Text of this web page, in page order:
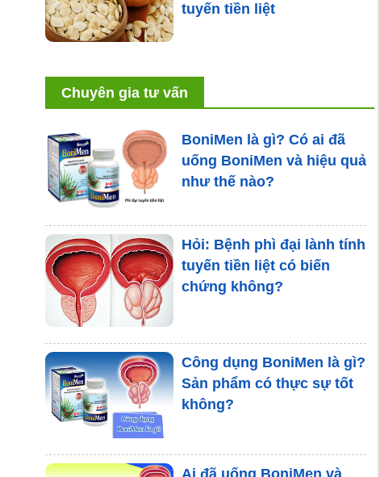
tuyến tiền liệt
Triệu chứng phì đại tuyến
tiền liệt và cách khắc phục
Hạt bí đỏ có tác dụng gì
Tiểu buốt ở nam giới có
Chuyên gia tư vấn
BoniMen là gì? Có ai đã
uống BoniMen và hiệu quả
như thế nào?
Hỏi: Bệnh phì đại lành tính
tuyến tiền liệt có biến
chứng không?
Công dụng BoniMen là gì?
Sản phẩm có thực sự tốt
không?
Ai đã uống BoniMen và